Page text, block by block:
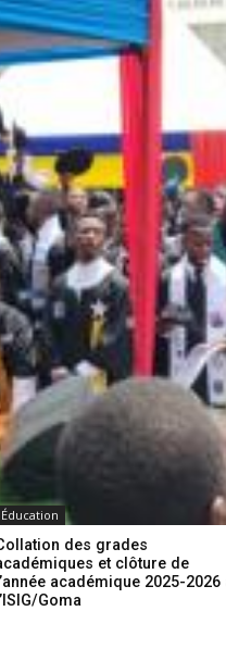
Éducation
des grades
et clôture de
l’année académique 2025-2026
l’ISIG/Goma